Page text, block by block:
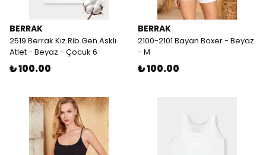
BERRAK
2519 Berrak Kız.Rib.Gen.Asklı
Atlet - Beyaz - Çocuk 6
₺ 100.00
BERRAK
2100-2101 Bayan Boxer - Beyaz
- M
₺ 100.00